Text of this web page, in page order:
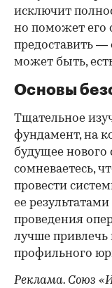
исключит
но поможет его
предоставить —
может быть,
Основы
Тщательное
фундамент, на
будущее нового
сомневаетесь,
провести
ее
проведения
лучше привлечь
профильного
Реклама. Союз